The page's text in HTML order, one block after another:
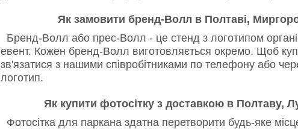
Як замовити бренд-Волл в Полтаві,
Бренд-Волл або прес-Волл - це стенд з логотипом
евент. Кожен бренд-Волл виготовляється окремо. Щоб
зв'язатися з нашими співробітниками по телефону або
логотип.
Як купити фотосітку з доставкою в Полтаву,
Фотосітка для паркана здатна перетворити будь-яке